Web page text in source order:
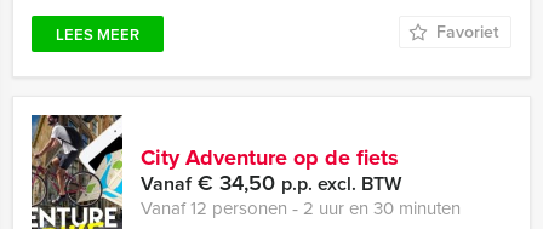
LEES MEER Favoriet
City Adventure op de fiets
Vanaf€ 34,50 p.p. excl. BTW
Vanaf 12 personen ‐ 2 uur en 30 minuten